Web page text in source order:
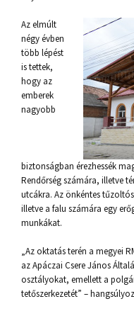
Az elmúlt
négy évben
több lépést
is tettek,
hogy az
emberek
nagyobb
biztonságban érezhessék
Rendőrség számára, illetve
utcákra. Az önkéntes
illetve a falu számára egy
munkákat.
„Az oktatás terén a megyei
az Apáczai Csere János
osztályokat, emellett a
tetőszerkezetét” –